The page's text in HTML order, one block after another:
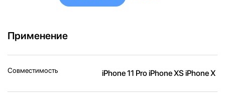
Применение
Совместимость iPhone 11 Pro iPhone XS iPhone X